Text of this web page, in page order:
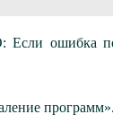
Если ошибка
программ».